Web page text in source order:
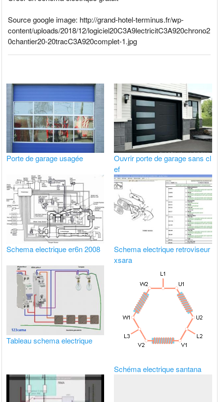
Source google image: http://grand-hotel-terminus.fr/wp-
content/uploads/2018/12/logiciel20C3A9lectricitC3A920chrono2
0chantier20-20tracC3A920complet-1.jpg
Porte de garage usagée
Ouvrir porte de garage sans cl
ef
Schema electrique er6n 2008
Schema electrique retroviseur
xsara
Tableau schema electrique
Schéma electrique santana